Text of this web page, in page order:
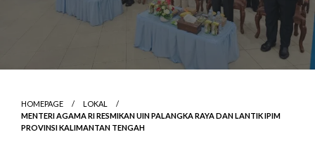
HOMEPAGE
LOKAL
MENTERI AGAMA RI RESMIKAN UIN PALANGKA RAYA DAN LANTIK IPIM
PROVINSI KALIMANTAN TENGAH